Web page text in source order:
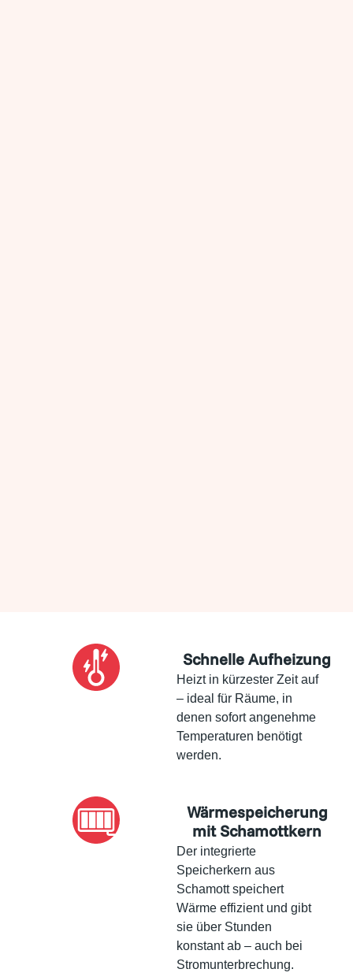
Schnelle Aufheizung
Heizt in kürzester Zeit auf
– ideal für Räume, in
denen sofort angenehme
Temperaturen benötigt
werden.
Wärmespeicherung
mit Schamottkern
Der integrierte
Speicherkern aus
Schamott speichert
Wärme effizient und gibt
sie über Stunden
konstant ab – auch bei
Stromunterbrechung.